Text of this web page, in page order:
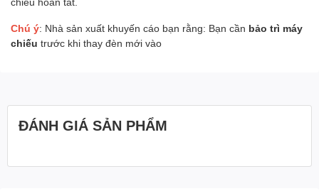
Chú ý: Nhà sản xuất khuyến cáo bạn rằng: Bạn cần bảo trì máy
chiếu trước khi thay đèn mới vào
ĐÁNH GIÁ SẢN PHẨM